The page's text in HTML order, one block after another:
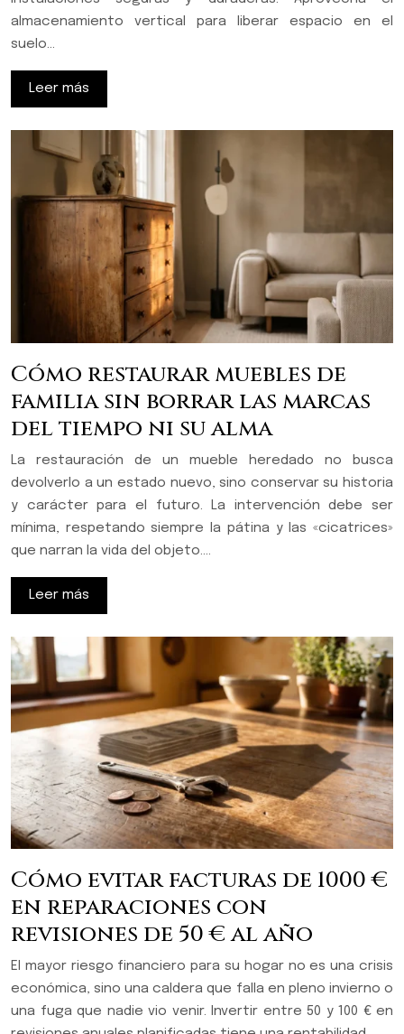
almacenamiento vertical para liberar espacio en el
suelo…
Leer más
Cómo restaurar muebles de
familia sin borrar las marcas
del tiempo ni su alma
La restauración de un mueble heredado no busca
devolverlo a un estado nuevo, sino conservar su historia
y carácter para el futuro. La intervención debe ser
mínima, respetando siempre la pátina y las «cicatrices»
que narran la vida del objeto….
Leer más
Cómo evitar facturas de 1000 €
en reparaciones con
revisiones de 50 € al año
El mayor riesgo financiero para su hogar no es una crisis
económica, sino una caldera que falla en pleno invierno o
una fuga que nadie vio venir. Invertir entre 50 y 100 € en